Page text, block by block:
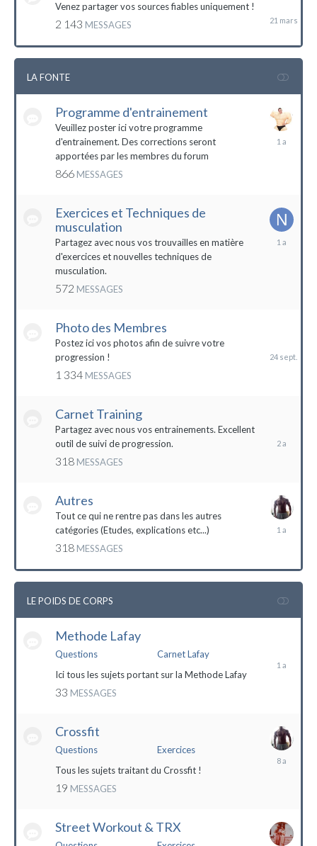
Venez partager vos sources fiables uniquement !
2 143 MESSAGES
LA FONTE
Programme d'entrainement
Veuillez poster ici votre programme
d'entrainement. Des corrections seront
apportées par les membres du forum
866 MESSAGES
20
Exercices et Techniques de
musculation
Partagez avec nous vos trouvailles en matière
d'exercices et nouvelles techniques de
musculation.
572 MESSAGES
25
Photo des Membres
Postez ici vos photos afin de suivre votre
progression !
1 334 MESSAGES
2023
Carnet Training
Partagez avec nous vos entrainements. Excellent
outil de suivi de progression.
318 MESSAGES
2022
Autres
Tout ce qui ne rentre pas dans les autres
catégories (Etudes, explications etc...)
318 MESSAGES
10
LE POIDS DE CORPS
Methode Lafay
Questions
Carnet Lafay
Ici tous les sujets portant sur la Methode Lafay
33 MESSAGES
2023
Crossfit
Questions
Exercices
Tous les sujets traitant du Crossfit !
19 MESSAGES
27
Street Workout & TRX